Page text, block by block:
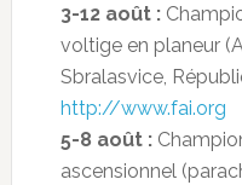
3-12 août :
voltige en planeur
Sbralasvice,
http://www.fai.org
5-8 août :
ascensionnel